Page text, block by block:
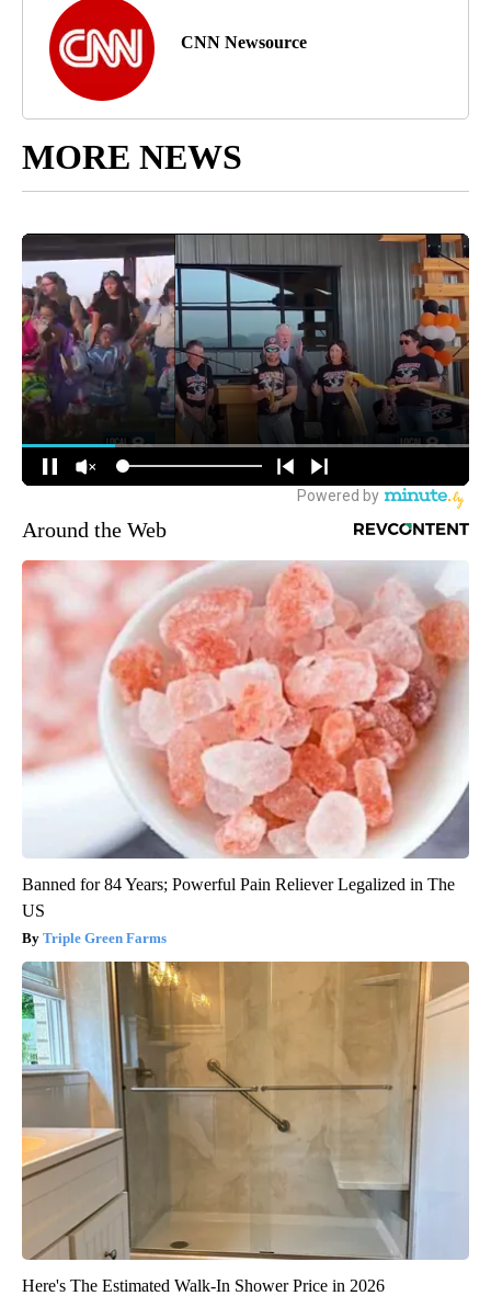
CNN Newsource
MORE NEWS
Around the Web
Banned for 84 Years; Powerful Pain Reliever Legalized in The
US
Triple Green Farms
Here's The Estimated Walk-In Shower Price in 2026